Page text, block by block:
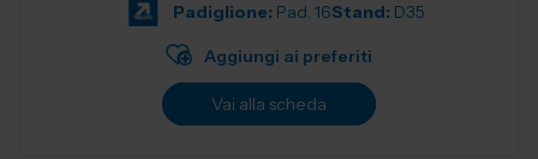
Padiglione: Pad. 16Stand: D35
Aggiungi ai preferiti
Vai alla scheda